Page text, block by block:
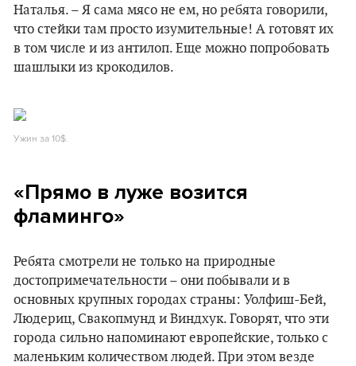
Наталья. – Я сама мясо не ем, но ребята говорили,
что стейки там просто изумительные! А готовят их
в том числе и из антилоп. Еще можно попробовать
шашлыки из крокодилов.
Ужин за 10$.
«Прямо в луже возится
фламинго»
Ребята смотрели не только на природные
достопримечательности – они побывали и в
основных крупных городах страны: Уолфиш-Бей,
Людериц, Свакопмунд и Виндхук. Говорят, что эти
города сильно напоминают европейские, только с
маленьким количеством людей. При этом везде